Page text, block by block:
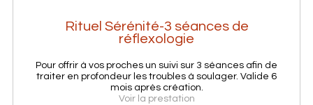
Rituel Sérénité-3 séances de
réflexologie
Pour offrir à vos proches un suivi sur 3 séances afin de
traiter en profondeur les troubles à soulager. Valide 6
mois après création.
Voir la prestation